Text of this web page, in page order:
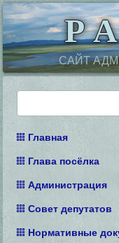
Р
САЙТ
Главная
Глава посёлка
Администрация
Совет депутатов
Нормативные